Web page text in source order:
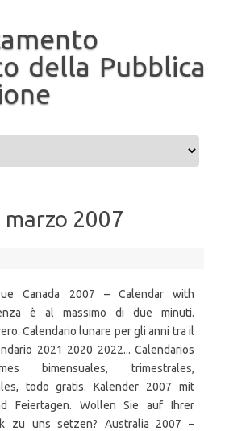
della Pubblica
2007
Canada 2007 – Calendar with
è al massimo di due minuti.
Calendario lunare per gli anni tra il
2021 2020 2022... Calendarios
bimensuales, trimestrales,
todo gratis. Kalender 2007 mit
Feiertagen. Wollen Sie auf Ihrer
zu uns setzen? Australia 2007 –